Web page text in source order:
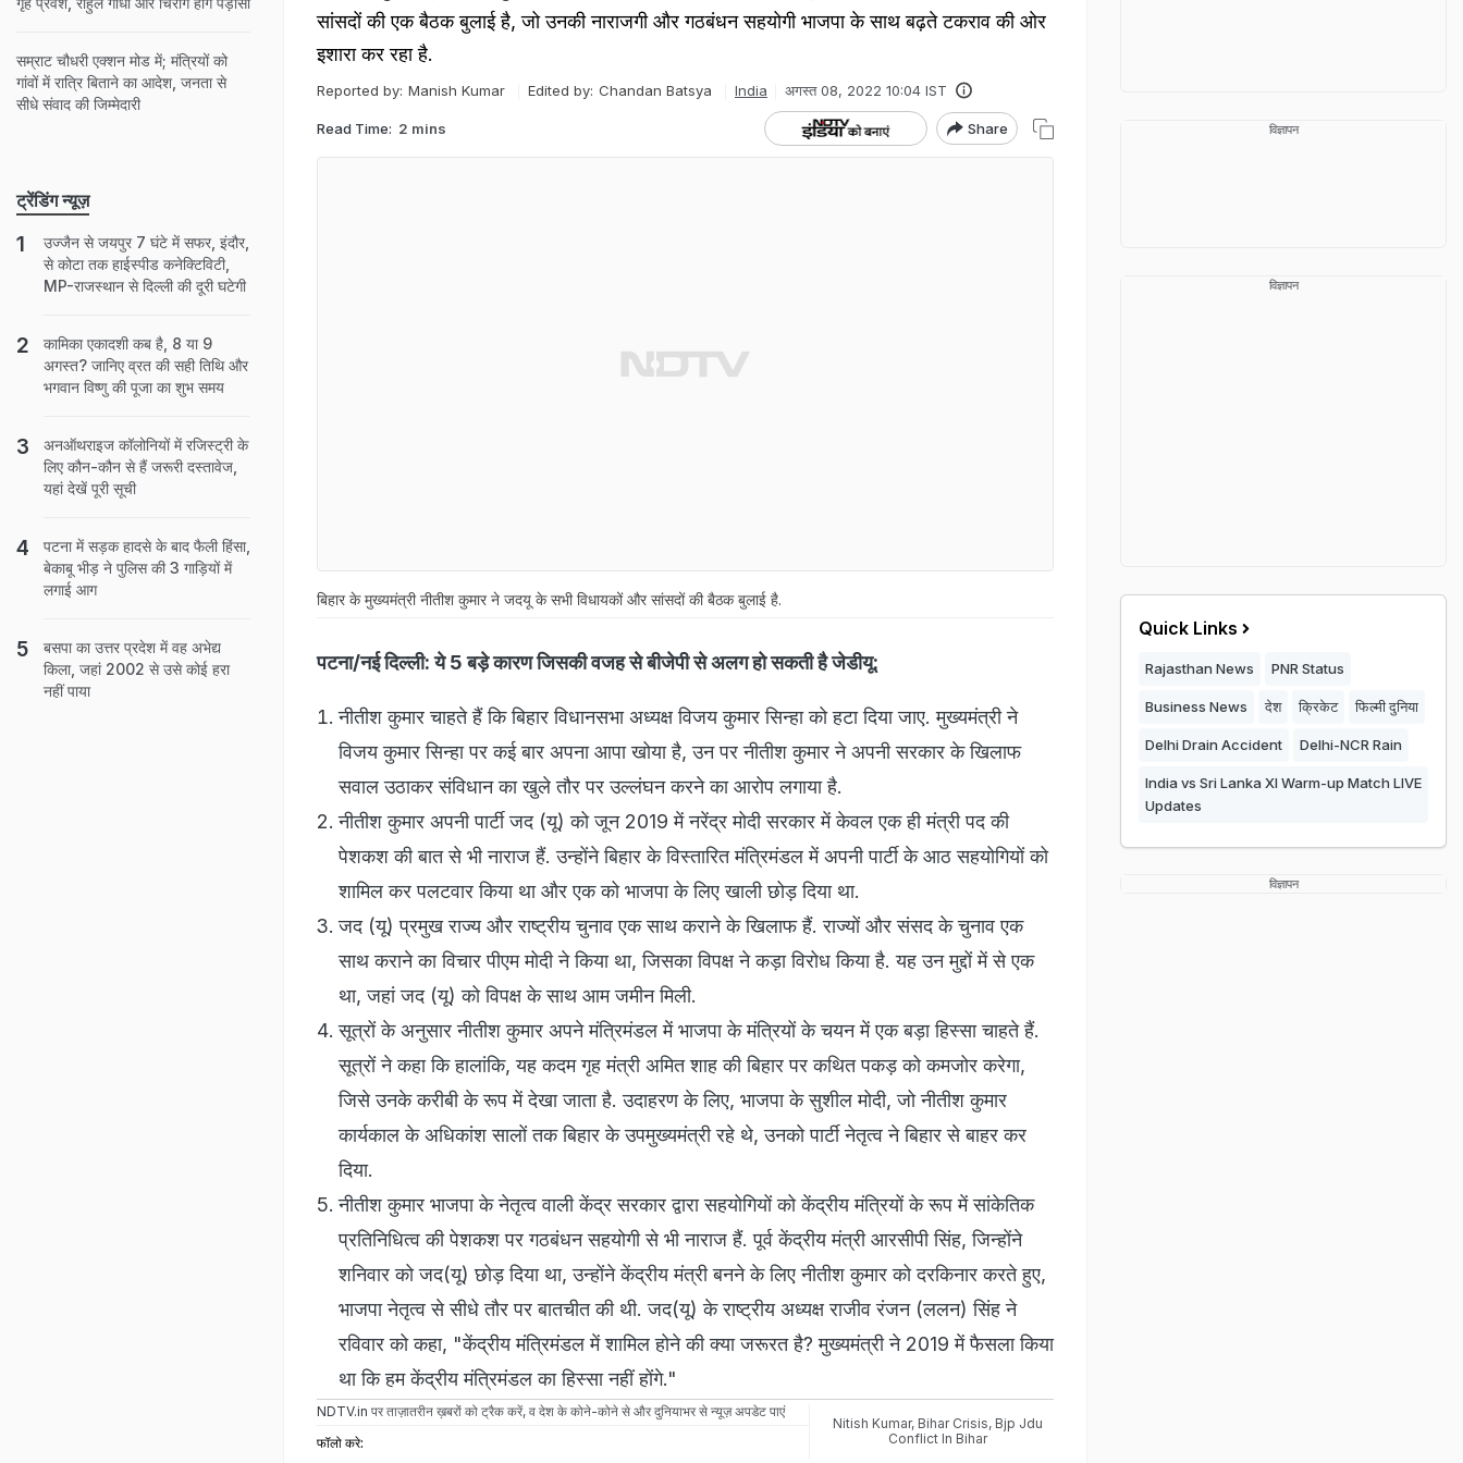
सांसदों की एक बैठक बुलाई है, जो उनकी नाराजगी और गठबंधन सहयोगी भाजपा के साथ बढ़ते टकराव की ओर
इशारा कर रहा है.
Reported by: Manish Kumar Edited by: Chandan Batsya India अगस्त 08, 2022 10:04 IST
Read Time: 2 mins Share
बिहार के मुख्यमंत्री नीतीश कुमार ने जदयू के सभी विधायकों और सांसदों की बैठक बुलाई है.
पटना/नई दिल्ली: ये 5 बड़े कारण जिसकी वजह से बीजेपी से अलग हो सकती है जेडीयू:
नीतीश कुमार चाहते हैं कि बिहार विधानसभा अध्यक्ष विजय कुमार सिन्हा को हटा दिया जाए. मुख्यमंत्री ने
विजय कुमार सिन्हा पर कई बार अपना आपा खोया है, उन पर नीतीश कुमार ने अपनी सरकार के खिलाफ
सवाल उठाकर संविधान का खुले तौर पर उल्लंघन करने का आरोप लगाया है.
नीतीश कुमार अपनी पार्टी जद (यू) को जून 2019 में नरेंद्र मोदी सरकार में केवल एक ही मंत्री पद की
पेशकश की बात से भी नाराज हैं. उन्होंने बिहार के विस्तारित मंत्रिमंडल में अपनी पार्टी के आठ सहयोगियों को
शामिल कर पलटवार किया था और एक को भाजपा के लिए खाली छोड़ दिया था.
जद (यू) प्रमुख राज्य और राष्ट्रीय चुनाव एक साथ कराने के खिलाफ हैं. राज्यों और संसद के चुनाव एक
साथ कराने का विचार पीएम मोदी ने किया था, जिसका विपक्ष ने कड़ा विरोध किया है. यह उन मुद्दों में से एक
था, जहां जद (यू) को विपक्ष के साथ आम जमीन मिली.
सूत्रों के अनुसार नीतीश कुमार अपने मंत्रिमंडल में भाजपा के मंत्रियों के चयन में एक बड़ा हिस्सा चाहते हैं.
सूत्रों ने कहा कि हालांकि, यह कदम गृह मंत्री अमित शाह की बिहार पर कथित पकड़ को कमजोर करेगा,
जिसे उनके करीबी के रूप में देखा जाता है. उदाहरण के लिए, भाजपा के सुशील मोदी, जो नीतीश कुमार
कार्यकाल के अधिकांश सालों तक बिहार के उपमुख्यमंत्री रहे थे, उनको पार्टी नेतृत्व ने बिहार से बाहर कर
दिया.
नीतीश कुमार भाजपा के नेतृत्व वाली केंद्र सरकार द्वारा सहयोगियों को केंद्रीय मंत्रियों के रूप में सांकेतिक
प्रतिनिधित्व की पेशकश पर गठबंधन सहयोगी से भी नाराज हैं. पूर्व केंद्रीय मंत्री आरसीपी सिंह, जिन्होंने
शनिवार को जद(यू) छोड़ दिया था, उन्होंने केंद्रीय मंत्री बनने के लिए नीतीश कुमार को दरकिनार करते हुए,
भाजपा नेतृत्व से सीधे तौर पर बातचीत की थी. जद(यू) के राष्ट्रीय अध्यक्ष राजीव रंजन (ललन) सिंह ने
रविवार को कहा, "केंद्रीय मंत्रिमंडल में शामिल होने की क्या जरूरत है? मुख्यमंत्री ने 2019 में फैसला किया
था कि हम केंद्रीय मंत्रिमंडल का हिस्सा नहीं होंगे."
NDTV.in पर ताज़ातरीन ख़बरों को ट्रैक करें, व देश के कोने-कोने से और दुनियाभर से न्यूज़ अपडेट पाएं
फॉलो करे:
Nitish Kumar, Bihar Crisis, Bjp Jdu
Conflict In Bihar
सम्राट चौधरी एक्शन मोड में; मंत्रियों को
गांवों में रात्रि बिताने का आदेश, जनता से
सीधे संवाद की जिम्मेदारी
ट्रेंडिंग न्यूज़
उज्जैन से जयपुर 7 घंटे में सफर, इंदौर,
से कोटा तक हाईस्पीड कनेक्टिविटी,
MP-राजस्थान से दिल्ली की दूरी घटेगी
कामिका एकादशी कब है, 8 या 9
अगस्त? जानिए व्रत की सही तिथि और
भगवान विष्णु की पूजा का शुभ समय
अनऑथराइज कॉलोनियों में रजिस्ट्री के
लिए कौन-कौन से हैं जरूरी दस्तावेज,
यहां देखें पूरी सूची
पटना में सड़क हादसे के बाद फैली हिंसा,
बेकाबू भीड़ ने पुलिस की 3 गाड़ियों में
लगाई आग
बसपा का उत्तर प्रदेश में वह अभेद्य
किला, जहां 2002 से उसे कोई हरा
नहीं पाया
विज्ञापन
विज्ञापन
Quick Links
Rajasthan News PNR Status
Business News देश क्रिकेट फिल्मी दुनिया
Delhi Drain Accident Delhi-NCR Rain
India vs Sri Lanka XI Warm-up Match LIVE
Updates
विज्ञापन